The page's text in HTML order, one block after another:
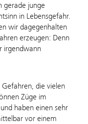
gerade junge
in Lebensgefahr.
wir dagegenhalten
erzeugen: Denn
irgendwann
Gefahren, die vielen
Züge im
haben einen sehr
vor einem